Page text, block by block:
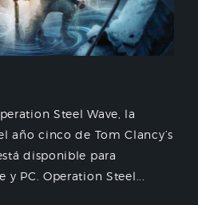
Steel Wave, la
año cinco de Tom Clancy’s
disponible para
y PC. Operation Steel...